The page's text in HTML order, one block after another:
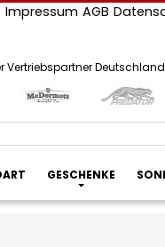
Impressum AGB
Vertriebspartner Deutschland
GESCHENKE